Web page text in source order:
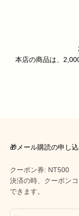
本店の商品は、
🎁メール購読の申し
クーポン券: NT500
決済の時、クーポン
できます。